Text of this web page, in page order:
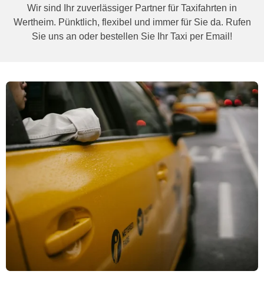
Wir sind Ihr zuverlässiger Partner für Taxifahrten in
Wertheim. Pünktlich, flexibel und immer für Sie da. Rufen
Sie uns an oder bestellen Sie Ihr Taxi per Email!